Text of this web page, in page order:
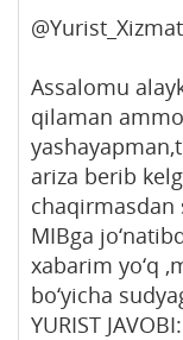
Assalomu
qilaman
ariza berib
MIBga
xabarim yo‘q
bo‘yicha
YURIST JAVOBI: